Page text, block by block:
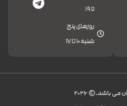
تا 19
روزهای پنج
شنبه 10 تا 17
باشد.© 2026